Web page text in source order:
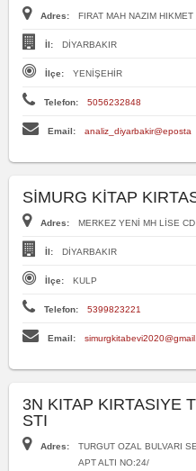
Adres: FIRAT MAH NAZIM HIKMET
İl: DİYARBAKIR
İlçe: YENİŞEHİR
Telefon: 5056232848
Email: analiz_diyarbakir@eposta
SİMURG KİTAP
Adres: MERKEZ YENİ MH LİSE
İl: DİYARBAKIR
İlçe: KULP
Telefon: 5399823221
Email:
3N KITAP KIRTASIYE
STI
Adres:
TURGUT OZAL BULVARI
APT ALTI NO:24/